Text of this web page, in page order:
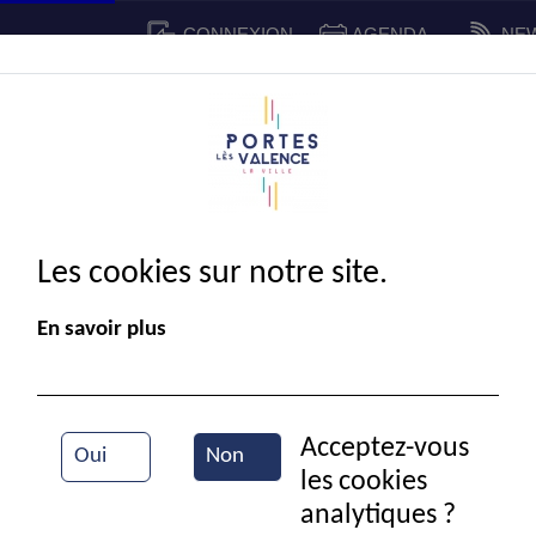
CONNEXION AGENDA
CADRE DE VIE SPORT ET
La mairie de Portes-
Les cookies sur notre site.
En savoir plus
Oui Non
Acceptez-vous
les cookies
analytiques ?